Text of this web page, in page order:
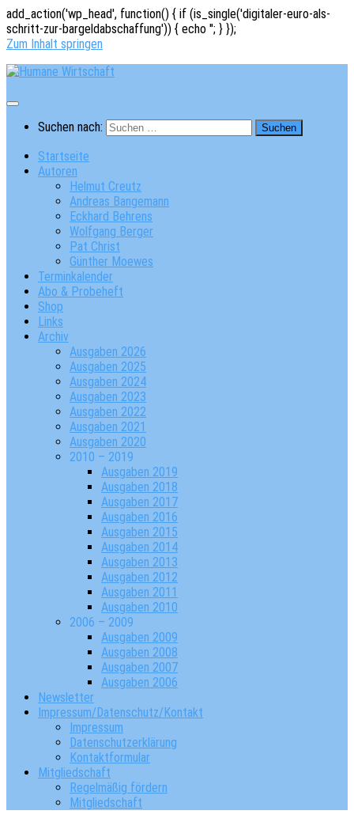
add_action('wp_head', function() { if (is_single('digitaler-euro-als-
schritt-zur-bargeldabschaffung')) { echo ''; } });
Zum Inhalt springen
Suchen nach:
Startseite
Autoren
Helmut Creutz
Andreas Bangemann
Eckhard Behrens
Wolfgang Berger
Pat Christ
Günther Moewes
Terminkalender
Abo & Probeheft
Shop
Links
Archiv
Ausgaben 2026
Ausgaben 2025
Ausgaben 2024
Ausgaben 2023
Ausgaben 2022
Ausgaben 2021
Ausgaben 2020
2010 – 2019
Ausgaben 2019
Ausgaben 2018
Ausgaben 2017
Ausgaben 2016
Ausgaben 2015
Ausgaben 2014
Ausgaben 2013
Ausgaben 2012
Ausgaben 2011
Ausgaben 2010
2006 – 2009
Ausgaben 2009
Ausgaben 2008
Ausgaben 2007
Ausgaben 2006
Newsletter
Impressum/Datenschutz/Kontakt
Impressum
Datenschutzerklärung
Kontaktformular
Mitgliedschaft
Regelmäßig fördern
Mitgliedschaft